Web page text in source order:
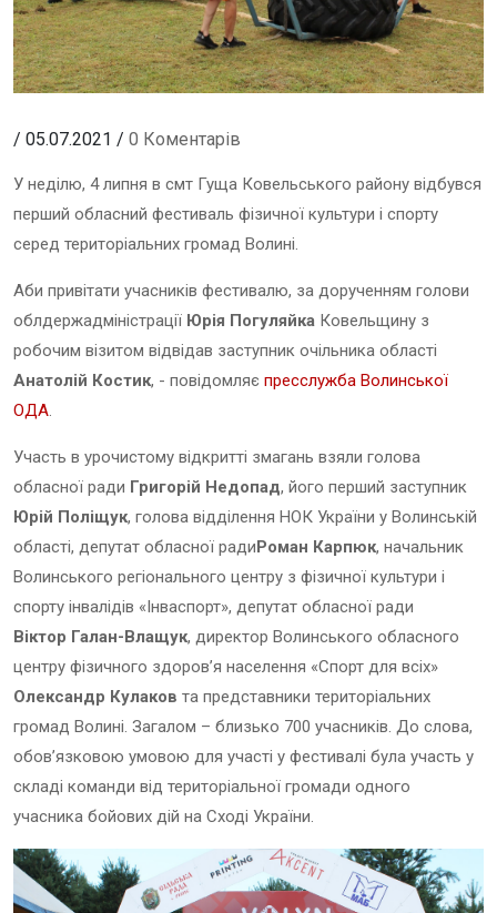
/ 05.07.2021 / 0 Коментарів
У неділю, 4 липня в смт Гуща Ковельського району відбувся
перший обласний фестиваль фізичної культури і спорту
серед територіальних громад Волині.
Аби привітати учасників фестивалю, за дорученням голови
облдержадміністрації Юрія Погуляйка Ковельщину з
робочим візитом відвідав заступник очільника області
Анатолій Костик, - повідомляє пресслужба Волинської
ОДА.
Участь в урочистому відкритті змагань взяли голова
обласної ради Григорій Недопад, його перший заступник
Юрій Поліщук, голова відділення НОК України у Волинській
області, депутат обласної радиРоман Карпюк, начальник
Волинського регіонального центру з фізичної культури і
спорту інвалідів «Інваспорт», депутат обласної ради
Віктор Галан-Влащук, директор Волинського обласного
центру фізичного здоров’я населення «Спорт для всіх»
Олександр Кулаков та представники територіальних
громад Волині. Загалом – близько 700 учасників. До слова,
обов’язковою умовою для участі у фестивалі була участь у
складі команди від територіальної громади одного
учасника бойових дій на Сході України.